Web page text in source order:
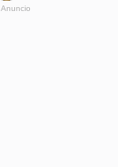
Anuncio